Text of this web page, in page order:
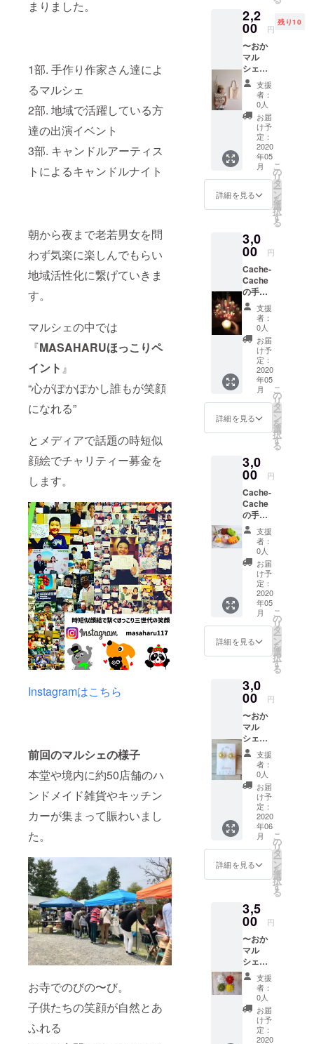
まりました。
1部. 手作り作家さん達によ
るマルシェ
2部. 地域で活躍している方
達の出演イベント
3部. キャンドルアーティス
トによるキャンドルナイト
朝から夜まで老若男女を問
わず気楽に楽しんでもらい
地域活性化に繋げていきま
す。
マルシェの中では
『MASAHARUほっこりペ
イント 』
“心がぽかぽかし誰もが笑顔
になれる”
とメディアで話題の時短似
顔絵でチャリティー募金を
します。
Instagramはこちら
前回のマルシェの様子
本堂や境内に約50店舗のハ
ンドメイド雑貨やキッチン
カーが集まって賑わいまし
た。
お寺でのびの〜び。
子供たちの笑顔が自然とあ
ふれる
総持院
で行わ
れるイ
ベント
内にて
提供し
ます。
当日お
越し頂
けな
かった
場合
は、別
日への
振替は
出来ま
せん。
交通費
は自己
なりま
す。
メー
ル】 マ
ルシェ
を楽し
みなが
ら、み
んなで
美味し
いビー
ルを楽
しく飲
みま
しょう
2020.5.
3(日)
10:00〜
の総持
院で行
われる
イベン
ト内に
て提供
しま
す。 当
日お越
し頂け
なかっ
た場合
は、提
供は出
来ませ
ん。 会
場まで
となり
ます。
2,2
00 円
残り10
〜おか
マル
シェ出
店者さ
まよ
り〜
spinach
【刺
しゅう
名札&心
を込め
て作成
したお
礼の
メー
ル】 シ
なのに
目につ
くお顔
デザイ
ンやイ
ニシャ
ルデザ
インか
らお好
みをセ
レク
ト。 名
札はお
洋服や
お帽
子・カ
バンな
だけの
オリジ
ナルを
楽しん
で下さ
いね。
種類 お
顔デザ
イン20
種 色味
8種 (赤
ピンク
オレン
ジ 黄色
黄緑 緑
青 キャ
メル) の
けま
す。 ※
お届け
しま
す。
【備考
欄】 ・
お顔の
デザイ
ンのア
ルファ
ベット
・お好
みの色
前 を必
ずご記
支援
者：
0人
お届
け予
定：
2020
年05
月
詳細を見る
こ
の
リ
タ
ー
ン
を
選
択
す
る
3,0
00 円
Cache-
Cache
の手作
りキャ
ンドル⭐︎
【キャ
ンドル
ナイト
で一緒
に灯せ
るキャ
ンドル1
個＆心
を込め
て作成
したお
メール
をお送
りしま
す】
キャン
ドルナ
イトに
参加す
ること
ができ
ます！
見て楽
しむ＆
灯して
楽しめ
る ここ
でしか
加型
キャン
ドルナ
イト企
画で
す。 お
寺を幻
想的な
キャン
ドルの
灯り
いっぱ
いにし
ましょ
う。 ※
火が消
えてし
ン状に
した状
お渡し
となり
ます。
サイ
ズ:5㎝
×9.5㎝
色はお
任せで
す。
支援
者：
0人
お届
け予
定：
2020
年05
月
詳細を見る
こ
の
リ
タ
ー
ン
を
選
択
す
る
3,0
00 円
Cache-
Cache
の手作
りアク
リルた
わし⭐︎
【アク
リルた
わし3個
セット&
心を込
めて作
成した
お礼の
メール
をお送
す】 洗
剤を使
わなく
ても汚
れを落
として
くれる
アクリ
ルのエ
コたわ
しで
す。 可
愛いデ
ザイン
で毎日
の食器
洗いを
す！ 何
が届く
かは届
くまで
のお楽
しみ♥
《おか
マル
シェ受
取り選
択の
方》
支援
者：
0人
お届
け予
定：
2020
年05
月
詳細を見る
こ
の
リ
タ
ー
ン
を
選
択
す
る
3,0
00 円
〜おか
マル
シェ出
店者さ
まよ
り〜
divana
【つま
み細工
のイヤ
リング
＆心を
込めて
作成し
たお礼
のメー
人可愛
い。シ
ンプル
なデザ
インな
イヤリ
ングで
す。 つ
けてい
るだけ
で華や
かな気
持ちに
支援
者：
0人
お届
け予
定：
2020
年06
月
詳細を見る
こ
の
リ
タ
ー
ン
を
選
択
す
る
3,5
00 円
〜おか
マル
シェ出
店者さ
まよ
り〜
divana
【つま
み細工
の帯留
支援
者：
0人
お届
け予
定：
2020